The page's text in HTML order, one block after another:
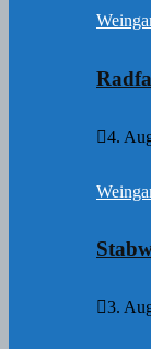
4.
3.